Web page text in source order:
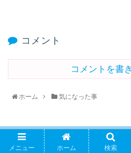
コメント
コメントを書
ホーム 気になった事
PAGE
メニュー ホーム 検索